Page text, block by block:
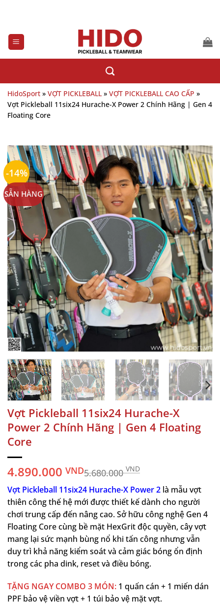
dung
HidoSport » VỢT PICKLEBALL » VỢT PICKLEBALL CAO CẤP »
Vợt Pickleball 11six24 Hurache-X Power 2 Chính Hãng | Gen 4
Floating Core
-14%
SẴN HÀNG
Vợt Pickleball 11six24 Hurache-X
Power 2 Chính Hãng | Gen 4 Floating
Core
4.890.000 VND5.680.000VND
Vợt Pickleball 11six24 Hurache-X Power 2 là mẫu vợt
thiên công thế hệ mới được thiết kế dành cho người
chơi trung cấp đến nâng cao. Sở hữu công nghệ Gen 4
Floating Core cùng bề mặt HexGrit độc quyền, cây vợt
mang lại sức mạnh bùng nổ khi tấn công nhưng vẫn
duy trì khả năng kiểm soát và cảm giác bóng ổn định
trong các pha dink, reset và điều bóng.
TẶNG NGAY COMBO 3 MÓN: 1 quấn cán + 1 miến dán
PPF bảo vệ viền vợt + 1 túi bảo vệ mặt vợt.